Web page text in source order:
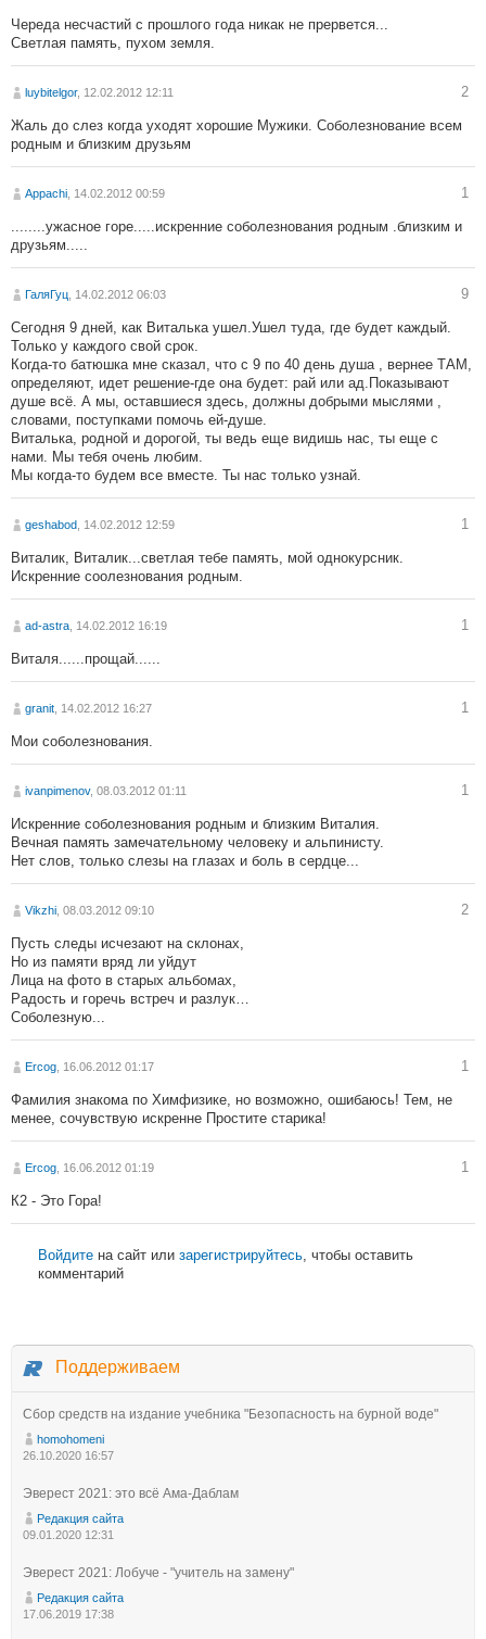
Череда несчастий с прошлого года никак не прервется...
Светлая память, пухом земля.
luybitelgor, 12.02.2012 12:11 2
Жаль до слез когда уходят хорошие Мужики. Соболезнование всем
родным и близким друзьям
Appachi , 14.02.2012 00:59 1
........ужасное горе.....искренние соболезнования родным .близким и
друзьям.....
ГаляГуц , 14.02.2012 06:03 9
Сегодня 9 дней, как Виталька ушел.Ушел туда, где будет каждый.
Только у каждого свой срок.
Когда-то батюшка мне сказал, что с 9 по 40 день душа , вернее ТАМ,
определяют, идет решение-где она будет: рай или ад.Показывают
душе всё. А мы, оставшиеся здесь, должны добрыми мыслями ,
словами, поступками помочь ей-душе.
Виталька, родной и дорогой, ты ведь еще видишь нас, ты еще с
нами. Мы тебя очень любим.
Мы когда-то будем все вместе. Ты нас только узнай.
geshabod , 14.02.2012 12:59 1
Виталик, Виталик...светлая тебе память, мой однокурсник.
Искренние соолезнования родным.
ad-astra , 14.02.2012 16:19 1
Виталя......прощай......
granit , 14.02.2012 16:27 1
Мои соболезнования.
ivanpimenov, 08.03.2012 01:11 1
Искренние соболезнования родным и близким Виталия.
Вечная память замечательному человеку и альпинисту.
Нет слов, только слезы на глазах и боль в сердце...
Vikzhi , 08.03.2012 09:10 2
Пусть следы исчезают на склонах,
Но из памяти вряд ли уйдут
Лица на фото в старых альбомах,
Радость и горечь встреч и разлук…
Соболезную...
Ercog , 16.06.2012 01:17 1
Фамилия знакома по Химфизике, но возможно, ошибаюсь! Тем, не
менее, сочувствую искренне Простите старика!
Ercog , 16.06.2012 01:19 1
К2 - Это Гора!
Войдите на сайт или зарегистрируйтесь, чтобы оставить
комментарий
Поддерживаем
Сбор средств на издание учебника "Безопасность на бурной воде"
homohomeni
26.10.2020 16:57
Эверест 2021: это всё Ама-Даблам
Редакция сайта
09.01.2020 12:31
Эверест 2021: Лобуче - "учитель на замену"
Редакция сайта
17.06.2019 17:38